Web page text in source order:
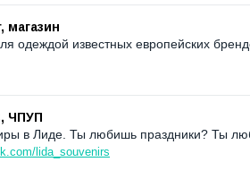
магазин
одеждой известных европейских
ЧПУП
в Лиде. Ты любишь праздники? Ты
lida_souvenirs